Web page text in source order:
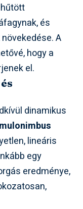
és
A
hogy a
el.
dinamikus
lineáris
egy
eredménye,